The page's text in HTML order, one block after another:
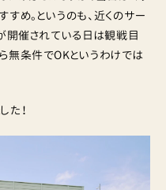
め。というのも、近くのサー
開催されている日は観戦目
無条件でOKというわけでは
た！